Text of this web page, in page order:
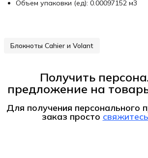
Объем упаковки (ед): 0.00097152 м3
Блокноты Cahier и Volant
Получить
предложение на
Для получения персонального
заказ просто